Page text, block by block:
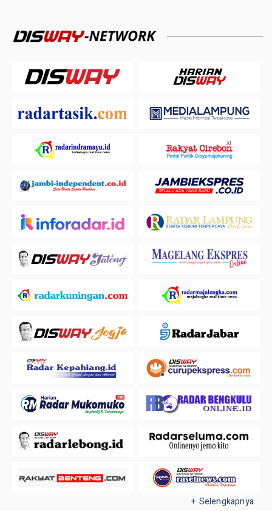
+ Selengkapnya